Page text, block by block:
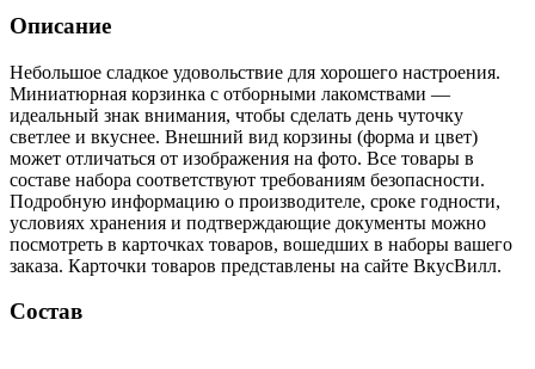
Описание
Небольшое сладкое удовольствие для хорошего настроения.
Миниатюрная корзинка с отборными лакомствами —
идеальный знак внимания, чтобы сделать день чуточку
светлее и вкуснее. Внешний вид корзины (форма и цвет)
может отличаться от изображения на фото. Все товары в
составе набора соответствуют требованиям безопасности.
Подробную информацию о производителе, сроке годности,
условиях хранения и подтверждающие документы можно
посмотреть в карточках товаров, вошедших в наборы вашего
заказа. Карточки товаров представлены на сайте ВкусВилл.
Состав